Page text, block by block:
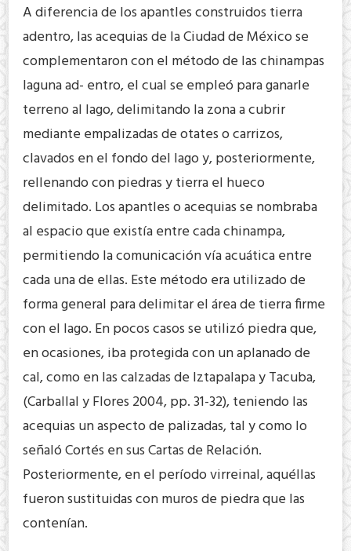
A diferencia de los apantles construidos tierra
adentro, las acequias de la Ciudad de México se
complementaron con el método de las chinampas
laguna ad- entro, el cual se empleó para ganarle
terreno al lago, delimitando la zona a cubrir
mediante empalizadas de otates o carrizos,
clavados en el fondo del lago y, posteriormente,
rellenando con piedras y tierra el hueco
delimitado. Los apantles o acequias se nombraba
al espacio que existía entre cada chinampa,
permitiendo la comunicación vía acuática entre
cada una de ellas. Este método era utilizado de
forma general para delimitar el área de tierra firme
con el lago. En pocos casos se utilizó piedra que,
en ocasiones, iba protegida con un aplanado de
cal, como en las calzadas de Iztapalapa y Tacuba,
(Carballal y Flores 2004, pp. 31-32), teniendo las
acequias un aspecto de palizadas, tal y como lo
señaló Cortés en sus Cartas de Relación.
Posteriormente, en el período virreinal, aquéllas
fueron sustituidas con muros de piedra que las
contenían.